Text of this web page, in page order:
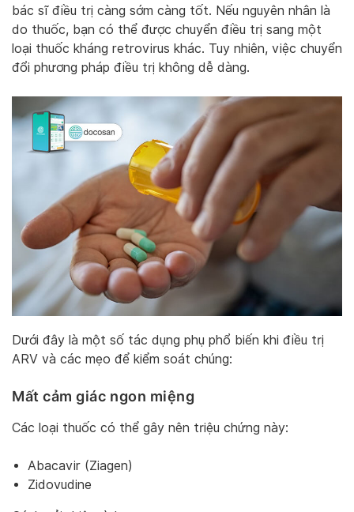
bác sĩ điều trị càng sớm càng tốt. Nếu nguyên nhân là
do thuốc, bạn có thể được chuyển điều trị sang một
loại thuốc kháng retrovirus khác. Tuy nhiên, việc chuyển
đổi phương pháp điều trị không dễ dàng.
Dưới đây là một số tác dụng phụ phổ biến khi điều trị
ARV và các mẹo để kiểm soát chúng:
Mất cảm giác ngon miệng
Các loại thuốc có thể gây nên triệu chứng này:
Abacavir (Ziagen)
Zidovudine